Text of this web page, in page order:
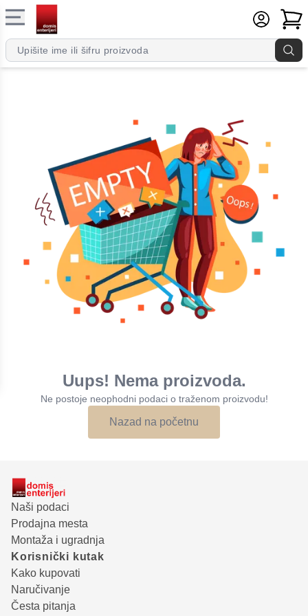
Uups! Nema proizvoda.
Ne postoje neophodni podaci o traženom proizvodu!
Nazad na početnu
Naši podaci
Prodajna mesta
Montaža i ugradnja
Korisnički kutak
Kako kupovati
Naručivanje
Česta pitanja